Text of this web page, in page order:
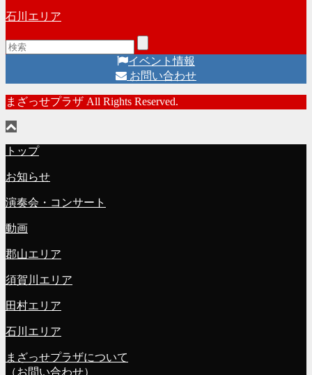
石川エリア
イベント情報
お問い合わせ
まざっせプラザ All Rights Reserved.
トップ
お知らせ
演奏会・コンサート
動画
郡山エリア
須賀川エリア
田村エリア
石川エリア
まざっせプラザについて
（お問い合わせ）